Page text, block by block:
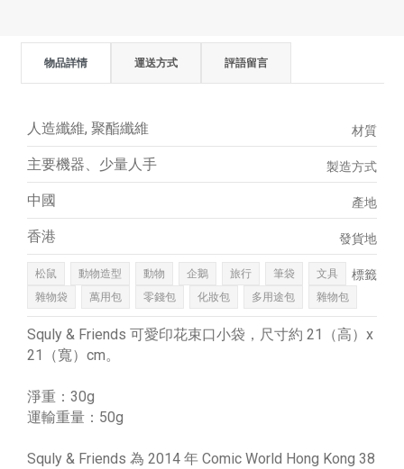
物品詳情 運送方式 評語留言
材質
人造纖維, 聚酯纖維
製造方式
主要機器、少量人手
產地
中國
發貨地
香港
標籤
松鼠 動物造型 動物 企鵝 旅行 筆袋
文具
雜物袋
萬用包 零錢包 化妝包 多用途包 雜物包
Squly & Friends 可愛印花束口小袋，尺寸約 21（高）x
21（寬）cm。
淨重：30g
運輸重量：50g
Squly & Friends 為 2014 年 Comic World Hong Kong 38